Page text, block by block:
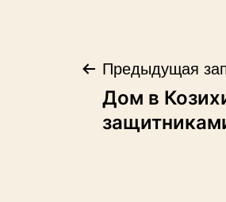
по
Предыдущая
Дом в